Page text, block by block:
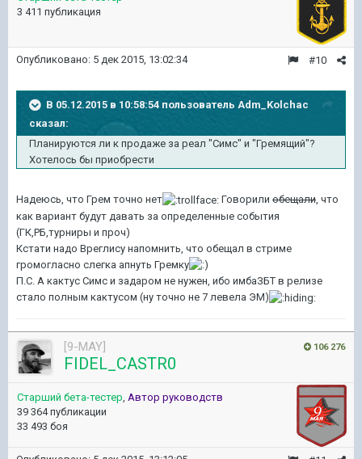
3 411 публикация
#10
Опубликовано: 5 дек 2015, 13:02:34
В 05.12.2015 в 10:58:54 пользователь Adm_Kolchac
сказал:
Планируются ли к продаже за реал "Симс" и "Гремящий"?
Хотелось бы приобрести
Надеюсь, что Грем точно нет Говорили обещали, что
как вариант будут давать за определенные события
(ГК,РБ,турниры и проч)
Кстати надо Вреглису напомнить, что обещал в стриме
громогласно слегка апнуть Гремку
П.С. А кактус Симс и задаром не нужен, ибо имбаЗБТ в релизе
стало полным кактусом (ну точно не 7 левела ЭМ)
106 276
[9-MAY]
FIDEL_CASTR0
Старший бета-тестер, Автор руководств
39 364 публикации
33 493 боя